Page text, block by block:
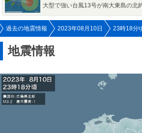
大型で強い台風13号が南大東島の北
過去の地震情報 2023年08月10日 23時18分
地震情報